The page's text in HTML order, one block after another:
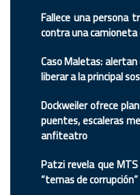
Fallece una persona
contra una
Caso Maletas: alertan
liberar a la principal
Dockweiler ofrece
puentes, escaleras
anfiteatro
Patzi revela que
“temas de corrupción”